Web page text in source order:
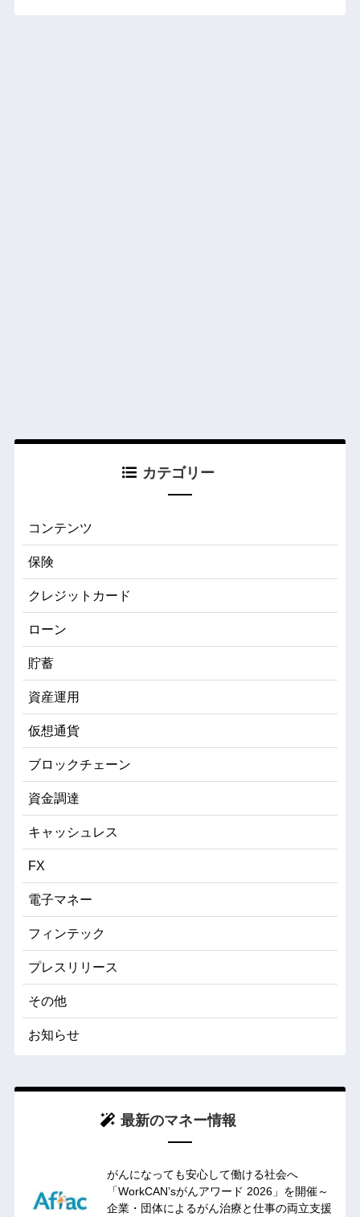
カテゴリー
コンテンツ
保険
クレジットカード
ローン
貯蓄
資産運用
仮想通貨
ブロックチェーン
資金調達
キャッシュレス
FX
電子マネー
フィンテック
プレスリリース
その他
お知らせ
最新のマネー情報
がんになっても安心して働ける社会へ
「WorkCAN’sがんアワード 2026」を開催～
企業・団体によるがん治療と仕事の両立支援